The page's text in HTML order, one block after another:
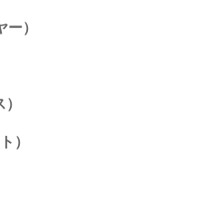
）
）